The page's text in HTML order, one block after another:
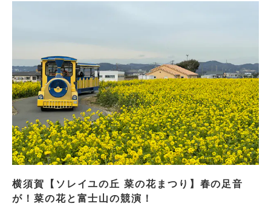
横須賀【ソレイユの丘 菜の花まつり】春の足音
が！菜の花と富士山の競演！